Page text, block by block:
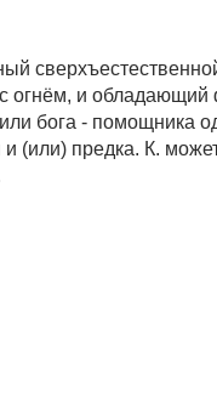
огнём, и
бога - помощника
и (или) предка. К.